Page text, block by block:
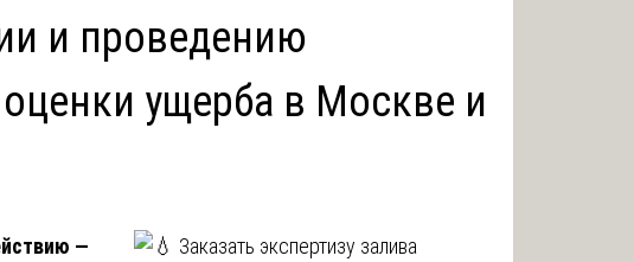
и проведению
ущерба в Москве и
—